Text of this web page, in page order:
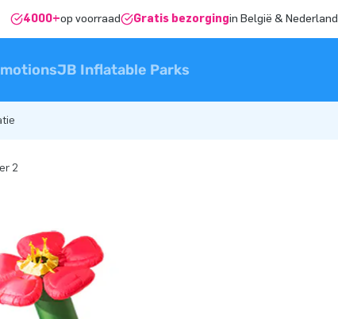
4000+op voorraad Gratis bezorgingin België & Nederland
JB Inflatable Parks
2